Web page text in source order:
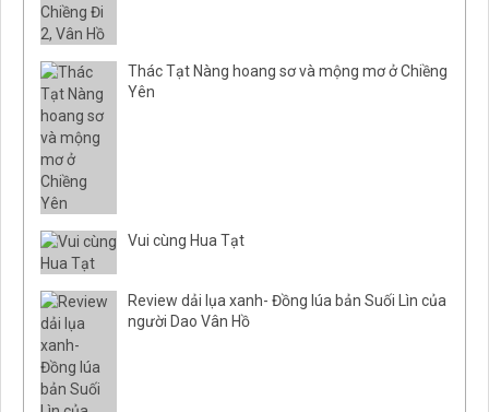
Thác Tạt Nàng hoang sơ và mộng mơ ở Chiềng
Yên
Vui cùng Hua Tạt
Review dải lụa xanh- Đồng lúa bản Suối Lìn của
người Dao Vân Hồ